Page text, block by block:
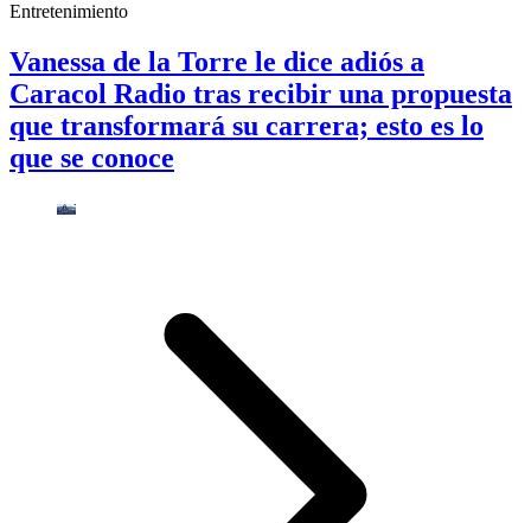
Entretenimiento
Vanessa de la Torre le dice adiós a
Caracol Radio tras recibir una propuesta
que transformará su carrera; esto es lo
que se conoce